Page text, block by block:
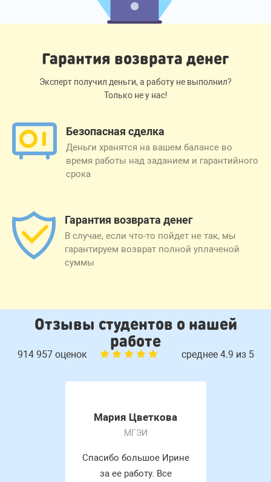
Гарантия возврата денег
Эксперт получил деньги, а работу не выполнил?
Только не у нас!
Безопасная сделка
Деньги хранятся на вашем балансе во
время работы над заданием и гарантийного
срока
Гарантия возврата денег
В случае, если что-то пойдет не так, мы
гарантируем возврат полной уплаченой
суммы
Отзывы студентов о нашей
работе
914 957 оценок среднее 4.9 из 5
Мария Цветкова
МГЭИ
Спасибо большое Ирине
за ее работу. Все